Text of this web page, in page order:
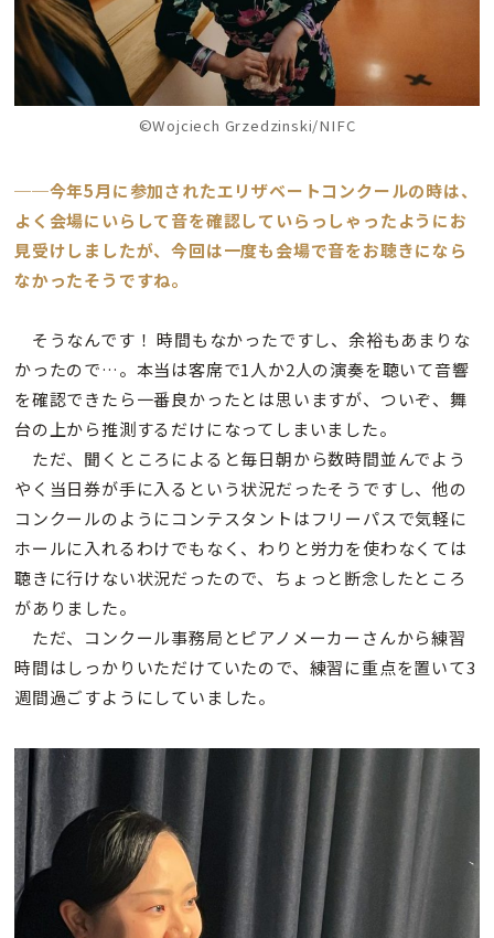
©Wojciech Grzedzinski/NIFC
──今年5月に参加されたエリザベートコンクールの時は、
よく会場にいらして音を確認していらっしゃったようにお
見受けしましたが、今回は一度も会場で音をお聴きになら
なかったそうですね。
そうなんです！ 時間もなかったですし、余裕もあまりな
かったので…。本当は客席で1人か2人の演奏を聴いて音響
を確認できたら一番良かったとは思いますが、ついぞ、舞
台の上から推測するだけになってしまいました。
ただ、聞くところによると毎日朝から数時間並んでよう
やく当日券が手に入るという状況だったそうですし、他の
コンクールのようにコンテスタントはフリーパスで気軽に
ホールに入れるわけでもなく、わりと労力を使わなくては
聴きに行けない状況だったので、ちょっと断念したところ
がありました。
ただ、コンクール事務局とピアノメーカーさんから練習
時間はしっかりいただけていたので、練習に重点を置いて3
週間過ごすようにしていました。